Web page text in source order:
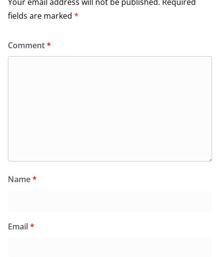
fields are marked *
Comment*
Name*
Email*